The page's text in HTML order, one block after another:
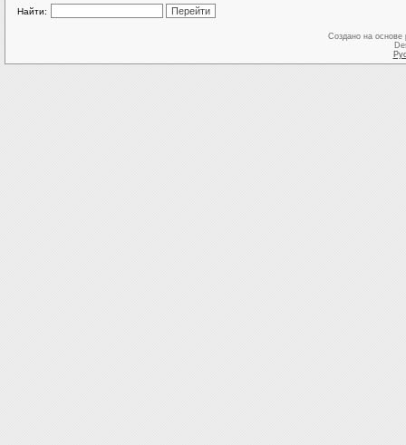
Найти:
Создано на основе